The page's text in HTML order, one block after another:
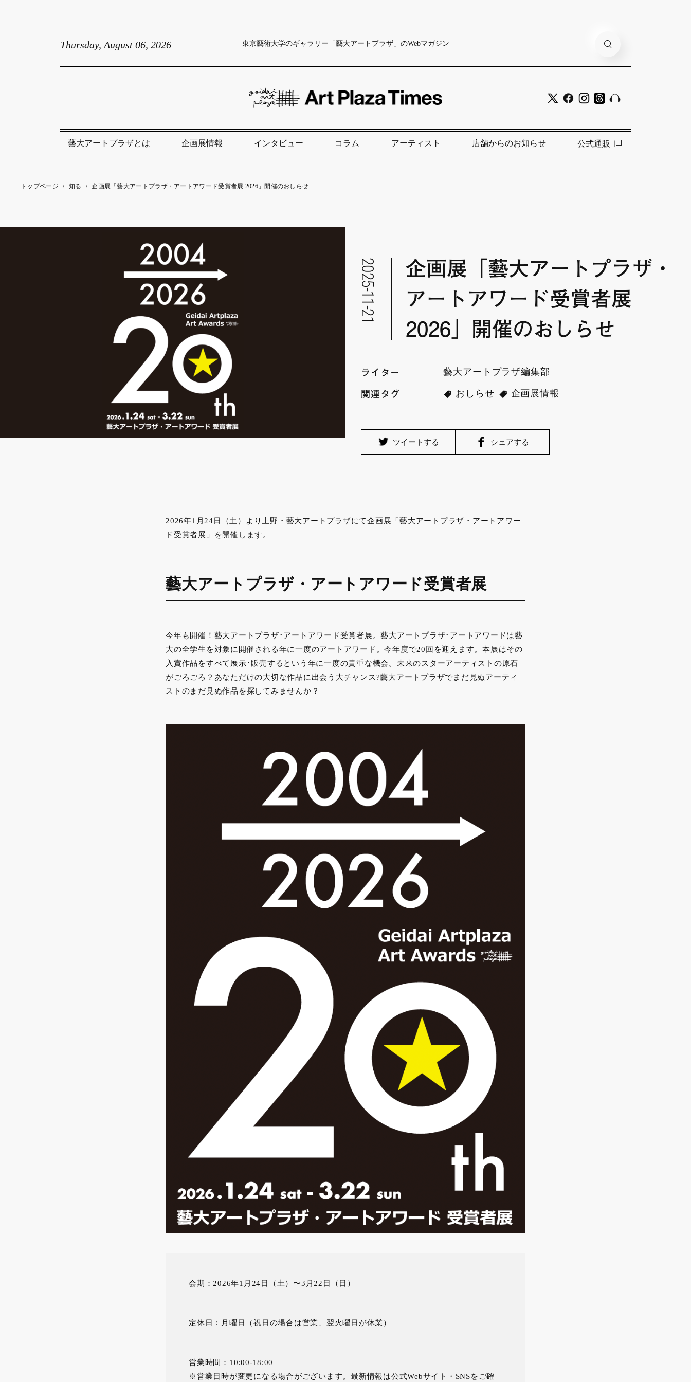
Thursday, August 06, 2026 東京藝術大学のギャラリー「藝大アートプラザ」のWebマガジン
藝大アートプラザとは 企画展情報 インタビュー コラム アーティスト 店舗からのお知らせ 公式通販
トップページ / 知る / 企画展「藝大アートプラザ・アートアワード受賞者展 2026」開催のおしらせ
2025-11-21
企画展「藝大アートプラザ・
アートアワード受賞者展
2026」開催のおしらせ
ライター 藝大アートプラザ編集部
関連タグ おしらせ 企画展情報
ツイートする シェアする
2026年1月24日（土）より上野・藝大アートプラザにて企画展「藝大アートプラザ・アートアワー
ド受賞者展」を開催します。
藝大アートプラザ・アートアワード受賞者展
今年も開催！藝大アートプラザ･アートアワード受賞者展。藝大アートプラザ･アートアワードは藝
大の全学生を対象に開催される年に一度のアートアワード。今年度で20回を迎えます。本展はその
入賞作品をすべて展示･販売するという年に一度の貴重な機会。未来のスターアーティストの原石
がごろごろ？あなただけの大切な作品に出会う大チャンス?藝大アートプラザでまだ見ぬアーティ
ストのまだ見ぬ作品を探してみませんか？
会期：2026年1月24日（土）〜3月22日（日）
定休日：月曜日（祝日の場合は営業、翌火曜日が休業）
営業時間：10:00-18:00
※営業日時が変更になる場合がございます。最新情報は公式Webサイト・SNSをご確